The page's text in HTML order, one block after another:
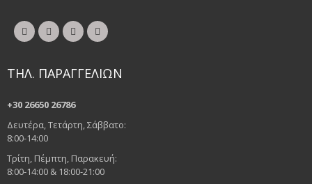
ΤΗΛ. ΠΑΡΑΓΓΕΛΙΩΝ
+30 26650 26786
Δευτέρα, Τετάρτη, Σάββατο:
8:00-14:00
Τρίτη, Πέμπτη, Παρακευή:
8:00-14:00 & 18:00-21:00